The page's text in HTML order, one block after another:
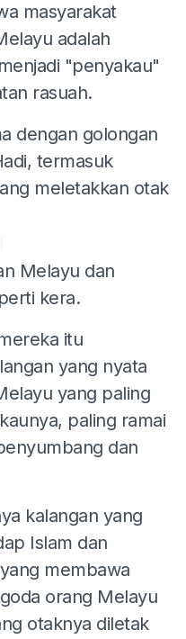
masyarakat
adalah
"penyakau"
rasuah.
dengan golongan
termasuk
meletakkan otak
Melayu dan
kera.
itu
yang nyata
yang paling
paling ramai
dan
kalangan yang
Islam dan
membawa
orang Melayu
otaknya diletak